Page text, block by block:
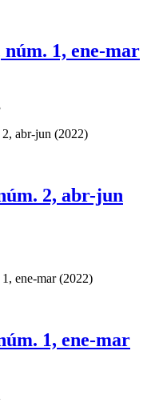
1, ene-mar
2, abr-jun
1, ene-mar